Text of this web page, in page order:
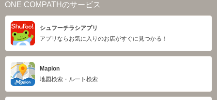
ONE COMPATHのサービス
シュフーチラシアプリ
アプリならお気に入りのお店がすぐに見つかる！
Mapion
地図検索・ルート検索